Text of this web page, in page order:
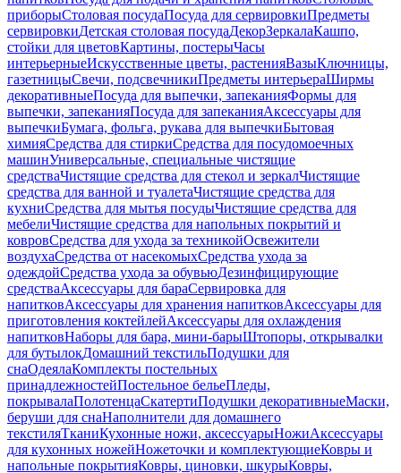
приборыСтоловая посудаПосуда для сервировкиПредметы
сервировкиДетская столовая посудаДекорЗеркалаКашпо,
стойки для цветовКартины, постерыЧасы
интерьерныеИскусственные цветы, растенияВазыКлючницы,
газетницыСвечи, подсвечникиПредметы интерьераШирмы
декоративныеПосуда для выпечки, запеканияФормы для
выпечки, запеканияПосуда для запеканияАксессуары для
выпечкиБумага, фольга, рукава для выпечкиБытовая
химияСредства для стиркиСредства для посудомоечных
машинУниверсальные, специальные чистящие
средстваЧистящие средства для стекол и зеркалЧистящие
средства для ванной и туалетаЧистящие средства для
кухниСредства для мытья посудыЧистящие средства для
мебелиЧистящие средства для напольных покрытий и
ковровСредства для ухода за техникойОсвежители
воздухаСредства от насекомыхСредства ухода за
одеждойСредства ухода за обувьюДезинфицирующие
средстваАксессуары для бараСервировка для
напитковАксессуары для хранения напитковАксессуары для
приготовления коктейлейАксессуары для охлаждения
напитковНаборы для бара, мини-барыШтопоры, открывалки
для бутылокДомашний текстильПодушки для
снаОдеялаКомплекты постельных
принадлежностейПостельное бельеПледы,
покрывалаПолотенцаСкатертиПодушки декоративныеМаски,
беруши для снаНаполнители для домашнего
текстиляТканиКухонные ножи, аксессуарыНожиАксессуары
для кухонных ножейНожеточки и комплектующиеКовры и
напольные покрытияКовры, циновки, шкурыКовры,